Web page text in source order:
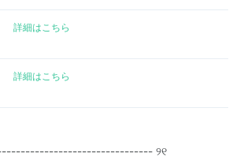
詳細はこちら
詳細はこちら
----- ୨୧